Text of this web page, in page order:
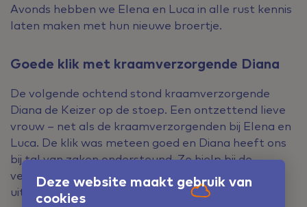
Deze website maakt gebruik van
cookies
Avonds hebben we Elena en Luca in alle rust kennis
laten maken met hun nieuwe broertje.
Goede klik met kraamverzorgende Diana
De volgende ochtend stond kraamverzorgende
Diana de Keizer op de stoep. Een ontzettend lieve
vrouw – net als de kraamverzorgenden bij Elena en
Luca. De klik was meteen goed en Diana heeft ons
bij tal van zaken ondersteund. Ze hielp bij de
verzorging van Milan en ze voerde controles bij mij
uit. Iedere ochtend kwam ze binnen. De twee